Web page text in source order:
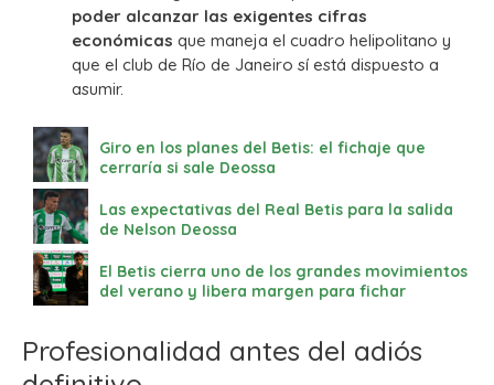
poder alcanzar las exigentes cifras
económicas que maneja el cuadro helipolitano y
que el club de Río de Janeiro sí está dispuesto a
asumir.
Giro en los planes del Betis: el fichaje que
cerraría si sale Deossa
Las expectativas del Real Betis para la salida
de Nelson Deossa
El Betis cierra uno de los grandes movimientos
del verano y libera margen para fichar
Profesionalidad antes del adiós